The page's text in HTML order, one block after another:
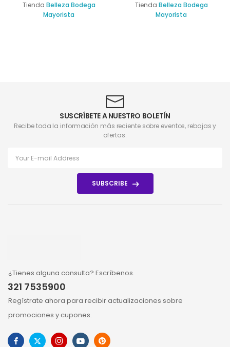
Tienda Belleza Bodega
Mayorista
Tienda Belleza Bodega
Mayorista
SUSCRÍBETE A NUESTRO BOLETÍN
Recibe toda la información más reciente sobre eventos, rebajas y
ofertas.
SUBSCRIBE
¿Tienes alguna consulta? Escríbenos.
321 7535900
Regístrate ahora para recibir actualizaciones sobre
promociones y cupones.